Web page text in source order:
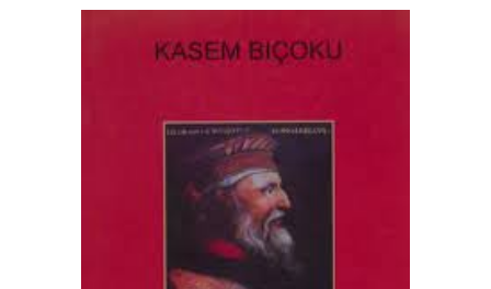
SHTOJE NË SHPORTË